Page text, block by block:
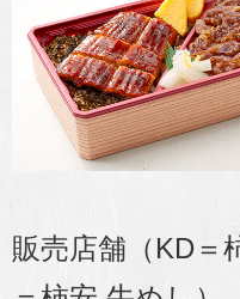
販売店舗（KD＝